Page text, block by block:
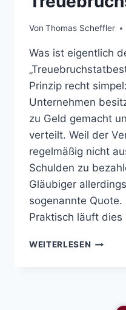
Von Thomas Scheffler
Was ist eigentlich
Prinzip recht
Unternehmen
zu Geld gemacht
verteilt. Weil der
regelmäßig nicht
Schulden zu
Gläubiger
sogenannte
Praktisch läuft dies
WEITERLESEN